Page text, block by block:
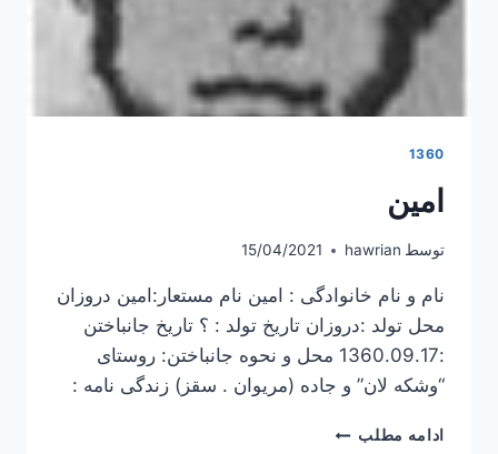
1360
امین
توسط hawrian
15/04/2021
نام و نام خانوادگی : امین نام مستعار:امین دروزان
محل تولد :دروزان تاریخ تولد : ؟ تاریخ جانباختن
:1360.09.17 محل و نحوه جانباختن: روستای
“وشکه لان” و جاده (مریوان . سقز) زندگی نامه :
ادامه مطلب امین